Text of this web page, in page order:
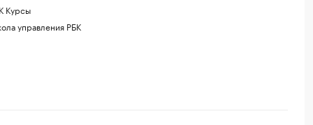
Курсы
управления РБК